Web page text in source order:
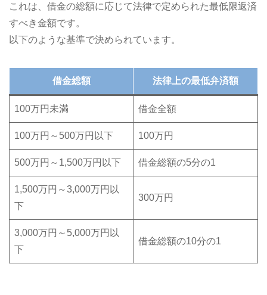
これは、借金の総額に応じて法律で定められた最低限返済
すべき金額です。
以下のような基準で決められています。
借金総額 法律上の最低弁済額
100万円未満 借金全額
100万円～500万円以下 100万円
500万円～1,500万円以下 借金総額の5分の1
1,500万円～3,000万円以
下
300万円
3,000万円～5,000万円以
下
借金総額の10分の1